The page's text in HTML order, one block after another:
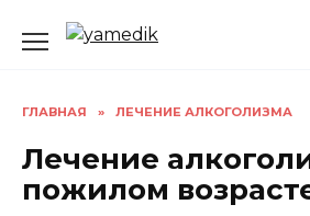
ГЛАВНАЯ » ЛЕЧЕНИЕ АЛКОГОЛИЗМА
Лечение
пожилом